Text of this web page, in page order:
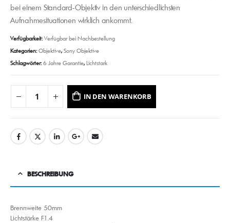
bei einem Standard-Objektiv in den unterschiedlichsten
Aufnahmesituationen wirklich ankommt.
Verfügbarkeit:Verfügbar bei Nachbestellung
Kategorien:Objektive,Sony Objektive
Schlagwörter:6 Jahre Garantie,Lichtstark
IN DEN WARENKORB
BESCHREIBUNG
Brennweite 50mm
Lichtstärke F1.4